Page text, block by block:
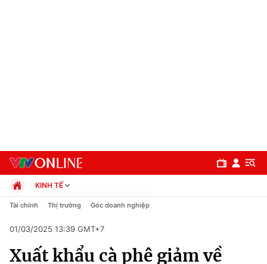
Chuyên mục
KINH TẾ
Chính trị
Pháp luật
Kinh tế
Tài chính Thị trường Góc doanh nghiệp
01/03/2025 13:39 GMT+7
Xuất khẩu cà phê giảm về